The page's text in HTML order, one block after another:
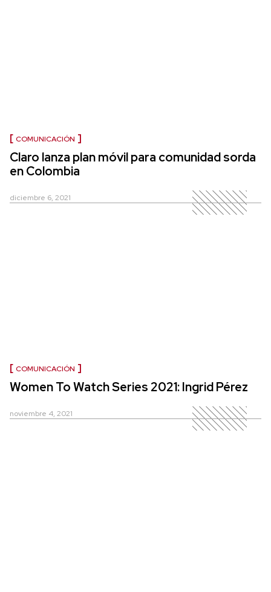
COMUNICACIÓN
Claro lanza plan móvil para comunidad sorda
en Colombia
diciembre 6, 2021
COMUNICACIÓN
Women To Watch Series 2021: Ingrid Pérez
noviembre 4, 2021